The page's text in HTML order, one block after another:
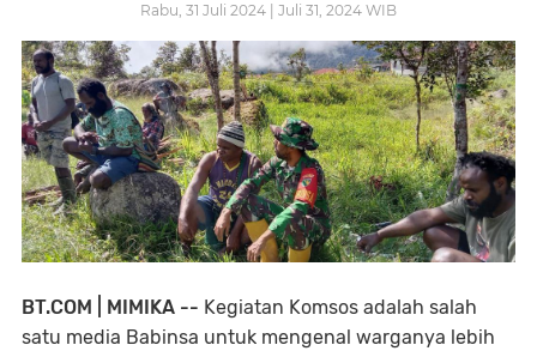
Rabu, 31 Juli 2024 | Juli 31, 2024 WIB
BT.COM | MIMIKA -- Kegiatan Komsos adalah salah
satu media Babinsa untuk mengenal warganya lebih